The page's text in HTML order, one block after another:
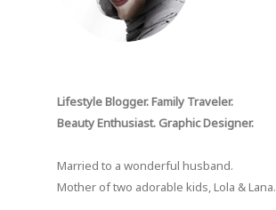
Lifestyle Blogger. Family Traveler.
Beauty Enthusiast. Graphic Designer.
Married to a wonderful husband.
Mother of two adorable kids, Lola & Lana.